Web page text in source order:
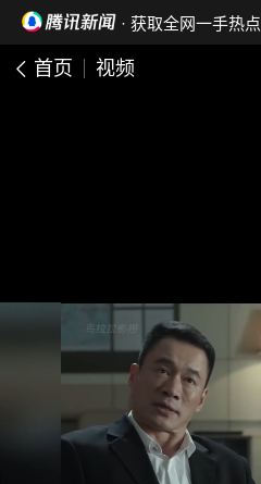
· 获取全网一手热点
首页 视频